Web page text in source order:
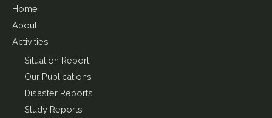
Home
About
Activities
Situation Report
Our Publications
Disaster Reports
Study Reports